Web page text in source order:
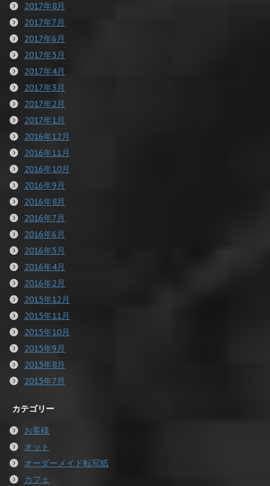
2017年8月
2017年7月
2017年6月
2017年5月
2017年4月
2017年3月
2017年2月
2017年1月
2016年12月
2016年11月
2016年10月
2016年9月
2016年8月
2016年7月
2016年6月
2016年5月
2016年4月
2016年2月
2015年12月
2015年11月
2015年10月
2015年9月
2015年8月
2015年7月
カテゴリー
お客様
オット
オーダーメイド転写紙
カフェ